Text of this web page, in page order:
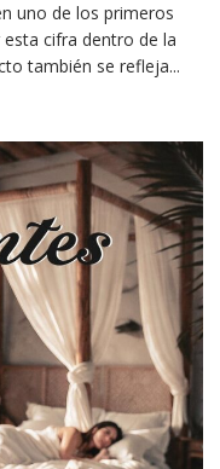
uno de los primeros
cifra dentro de la
también se refleja...